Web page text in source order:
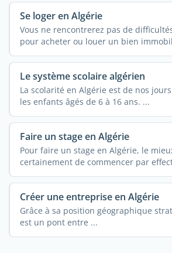
Se loger en Algérie
Vous ne rencontrerez pas de
pour acheter ou louer un bien
Le système scolaire algérien
La scolarité en Algérie est de nos
les enfants âgés de 6 à 16 ans. ...
Faire un stage en Algérie
Pour faire un stage en Algérie, le
certainement de commencer par
recherche en ...
Créer une entreprise en Algérie
Grâce à sa position géographique
est un pont entre ...